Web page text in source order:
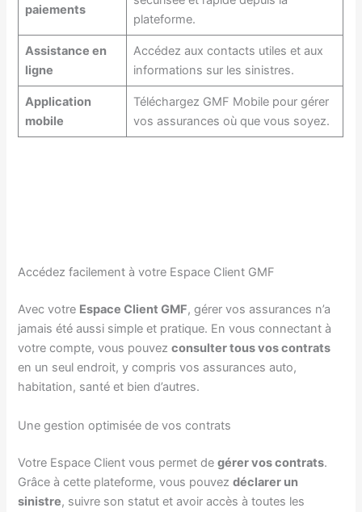
paiements
plateforme.
Assistance en
ligne
Accédez aux contacts utiles et aux
informations sur les sinistres.
Application
mobile
Téléchargez GMF Mobile pour gérer
vos assurances où que vous soyez.
Accédez facilement à votre Espace Client GMF
Avec votre Espace Client GMF, gérer vos assurances n’a
jamais été aussi simple et pratique. En vous connectant à
votre compte, vous pouvezconsulter tous vos contrats
en un seul endroit, y compris vos assurances auto,
habitation, santé et bien d’autres.
Une gestion optimisée de vos contrats
Votre Espace Client vous permet degérer vos contrats.
Grâce à cette plateforme, vous pouvezdéclarer un
sinistre, suivre son statut et avoir accès à toutes les